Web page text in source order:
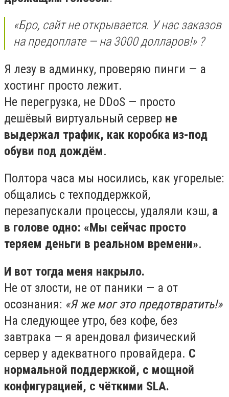
«Бро, сайт не открывается. У нас заказов
на предоплате — на 3000 долларов!» ?
Я лезу в админку, проверяю пинги — а
хостинг просто лежит.
Не перегрузка, не DDoS — просто
дешёвый виртуальный сервер не
выдержал трафик, как коробка из-под
обуви под дождём.
Полтора часа мы носились, как угорелые:
общались с техподдержкой,
перезапускали процессы, удаляли кэш, а
в голове одно: «Мы сейчас просто
теряем деньги в реальном времени».
И вот тогда меня накрыло.
Не от злости, не от паники — а от
осознания: «Я же мог это предотвратить!»
На следующее утро, без кофе, без
завтрака — я арендовал физический
сервер у адекватного провайдера. С
нормальной поддержкой, с мощной
конфигурацией, с чёткими SLA.